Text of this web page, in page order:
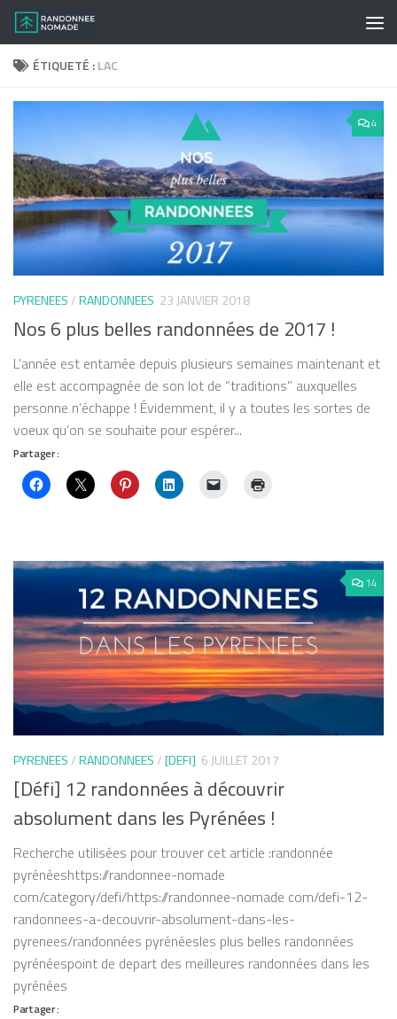
Skip to content
ÉTIQUETÉ :LAC
4
PYRENEES/RANDONNEES 23 JANVIER 2018
Nos 6 plus belles randonnées de 2017 !
L’année est entamée depuis plusieurs semaines maintenant et
elle est accompagnée de son lot de “traditions” auxquelles
personne n’échappe ! Évidemment, il y a toutes les sortes de
voeux qu’on se souhaite pour espérer...
Partager :
14
PYRENEES/RANDONNEES/[DEFI] 6 JUILLET 2017
[Défi] 12 randonnées à découvrir
absolument dans les Pyrénées !
Recherche utilisées pour trouver cet article :randonnée
pyrénéeshttps://randonnee-nomade
com/category/defi/https://randonnee-nomade com/defi-12-
randonnees-a-decouvrir-absolument-dans-les-
pyrenees/randonnées pyrénéesles plus belles randonnées
pyrénéespoint de depart des meilleures randonnées dans les
pyrénées
Partager :